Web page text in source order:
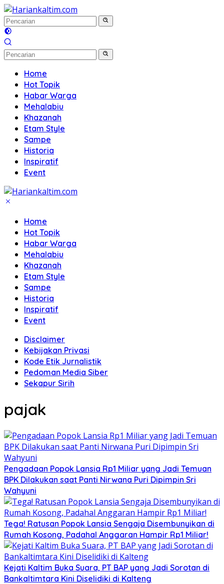
Langsung
ke
konten
Home
Hot Topik
Habar Warga
Mehalabiu
Khazanah
Etam Style
Sampe
Historia
Inspiratif
Event
Home
Hot Topik
Habar Warga
Mehalabiu
Khazanah
Etam Style
Sampe
Historia
Inspiratif
Event
Disclaimer
Kebijakan Privasi
Kode Etik Jurnalistik
Pedoman Media Siber
Sekapur Sirih
pajak
Pengadaan Popok Lansia Rp1 Miliar yang Jadi Temuan
BPK Dilakukan saat Panti Nirwana Puri Dipimpin Sri
Wahyuni
Tega! Ratusan Popok Lansia Sengaja Disembunyikan di
Rumah Kosong, Padahal Anggaran Hampir Rp1 Miliar!
Kejati Kaltim Buka Suara, PT BAP yang Jadi Sorotan di
Bankaltimtara Kini Diselidiki di Kalteng